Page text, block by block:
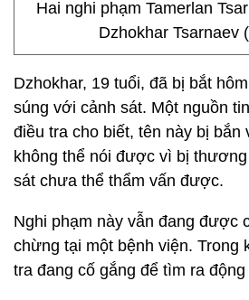
Hai nghi phạm Tamerlan
Dzhokhar Tsarnaev
Dzhokhar, 19 tuổi, đã bị bắt
súng với cảnh sát. Một nguồn
điều tra cho biết, tên này bị bắn
không thể nói được vì bị
sát chưa thể thẩm vấn được.
Nghi phạm này vẫn đang được
chừng tại một bệnh viện. Trong
tra đang cố gắng để tìm ra